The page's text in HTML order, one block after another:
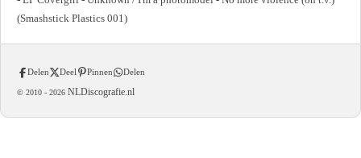
(Smashstick Plastics 001)
Delen Deel Pinnen Delen
© 2010 - 2026 NLDiscografie.nl